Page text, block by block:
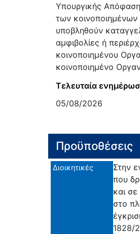
Υπουργικής
των κοινοποιημένων
υποβληθούν
αμφιβολίες ή
κοινοποιημένου
κοινοποιημένο
Τελευταία
05/08/2026
Προϋποθέσεις
Διοικητικές
Στην
που
και
στο
1828/